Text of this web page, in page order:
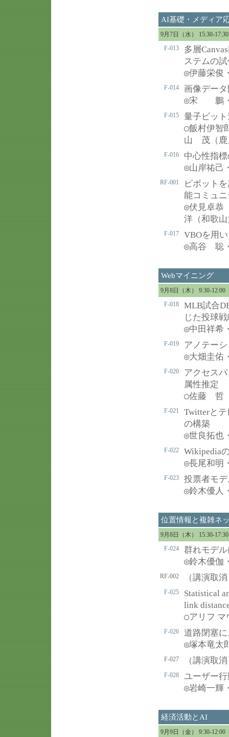
AI基礎・メディア
9月7日（水） 15:30-
F-013
多層
ステムの
◎伊藤栄俊
F-014 画像デー
◎宋 鵬・
F-015 量子ビッ
○飯村伊智
山 茂（鹿
F-016 中心性指
◎山岸祐己
RF-001
ピボット
能コミュ
◎伏見卓恭
洋（和歌
F-017 VBOを用
◎高谷 聡
Webマイニング
9月8日（木） 9:30-
F-018
MLB試合
じた投球
◎中田祥希
F-019 アノテー
◎大畑圭佑
F-020
アクセス
属性推定
○佐藤 哲
F-021
Twitterと
の構築
◎世良拓也
F-022 Wikipedia
◎長尾和明
F-023 投票者モ
◎鈴木優人
位置情報と複雑ネ
9月8日（木） 15:30-
F-024
群れモデ
◎鈴木優伽
RF-002 （講演取
F-025
Statistical
link
○アリフ マ
F-026 道路閉塞
◎塚本竜太
F-027 （講演取
F-028 ユーザー
◎岩崎一輝
経済活動とAI
9月9日（金） 9:30-